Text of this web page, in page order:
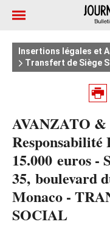
Insertions légales et
Transfert de Siège
AVANZATO &
15.000 euros -
35, boulevard
Monaco -
SOCIAL